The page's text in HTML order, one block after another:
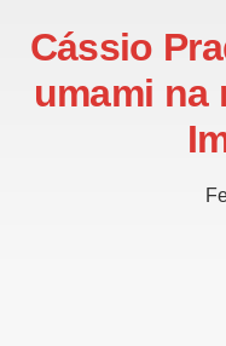
Cássio
umami na